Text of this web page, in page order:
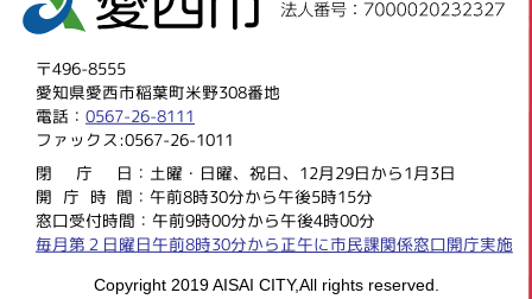
〒496-8555
愛知県愛西市稲葉町米野308番地
電話：0567-26-8111
ファックス:0567-26-1011
閉庁 日：土曜・日曜、祝日、12月29日から1月3日
開庁時 間：午前8時30分から午後5時15分
窓口受付時間：午前9時00分から午後4時00分
毎月第２日曜日午前8時30分から正午に市民課関係窓口開庁実施
Copyright 2019 AISAI CITY,All rights reserved.